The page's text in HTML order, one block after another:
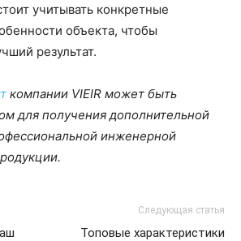
учитывать конкретные
объекта, чтобы
результат.
компании VIEIR может быть
для получения дополнительной
инженерной
Следующая статья
Топовые характеристики